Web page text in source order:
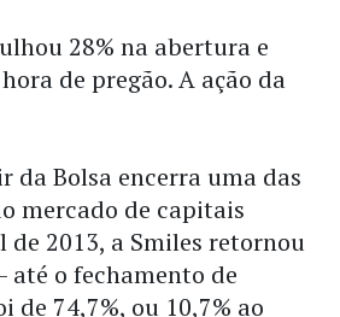
28% na abertura e
de pregão. A ação da
da Bolsa encerra uma das
mercado de capitais
de 2013, a Smiles retornou
até o fechamento de
74,7%, ou 10,7% ao